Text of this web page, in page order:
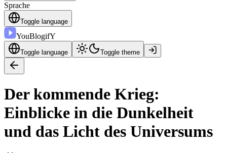
Sprache
Toggle language
YouBlogifY
Toggle language Toggle theme
Der kommende Krieg:
Einblicke in die Dunkelheit
und das Licht des Universums